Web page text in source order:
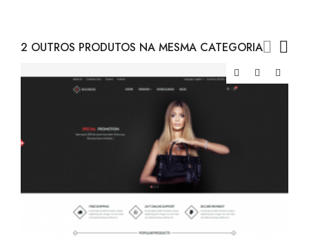
2 OUTROS PRODUTOS NA MESMA CATEGORIA